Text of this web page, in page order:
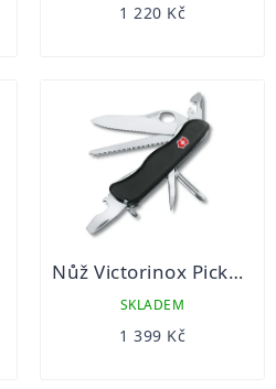
1 220 Kč
Nůž Victorinox Picknicker
SKLADEM
1 399 Kč